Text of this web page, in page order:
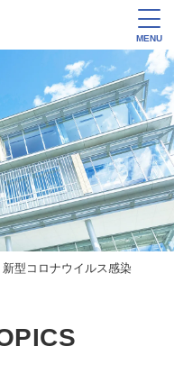
MENU
型コロナウイルス感染